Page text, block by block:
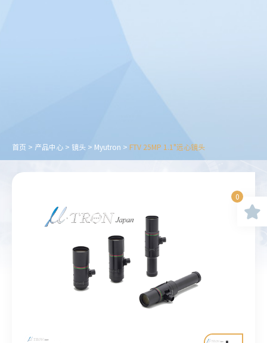
首页 > 产品中心 > 镜头 > Myutron > FTV 25MP 1.1"远心镜头
0